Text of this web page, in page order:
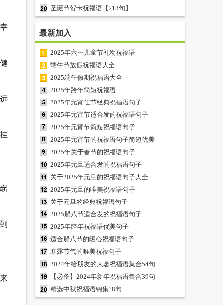
圣诞节贺卡祝福语【213句】
最新加入
2025年六一儿童节礼物祝福语
端午节放假祝福语大全
2025端午假期祝福语大全
2025年跨年简短祝福语
2025年元宵佳节经典祝福语句子
2025年元宵节适合发的祝福语句子
2025年元宵节简短祝福语句子
2025年元宵节的祝福语句子简短优美
2025年关于春节的祝福语句子
2025年元旦适合发的祝福语句子
关于2025年元旦的祝福语句子大全
2025年元旦的唯美祝福语句子
关于元旦的经典祝福语句子
2025腊八节适合发的祝福语句子
2025年跨年祝福语优美句子
适合腊八节的暖心祝福语句子
寒露节气的唯美祝福句子
2024年给朋友的大暑祝福语集合54句
【必备】2024年新年祝福语集合39句
精选中秋祝福语锦集38句